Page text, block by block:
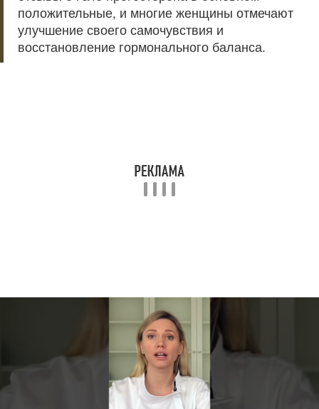
положительные, и многие женщины отмечают
улучшение своего самочувствия и
восстановление гормонального баланса.